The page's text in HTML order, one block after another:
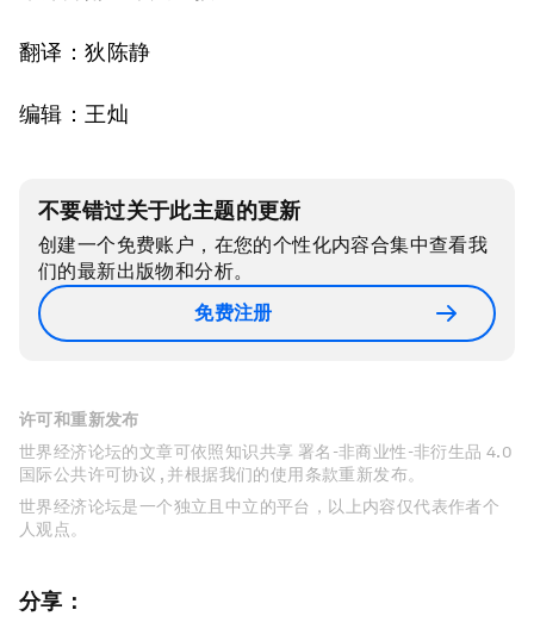
翻译：狄陈静
编辑：王灿
不要错过关于此主题的更新
创建一个免费账户，在您的个性化内容合集中查看我
们的最新出版物和分析。
免费注册
许可和重新发布
世界经济论坛的文章可依照知识共享 署名-非商业性-非衍生品 4.0
国际公共许可协议 , 并根据我们的使用条款重新发布。
世界经济论坛是一个独立且中立的平台，以上内容仅代表作者个
人观点。
分享：